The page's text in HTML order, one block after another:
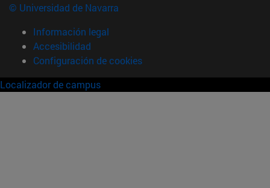
© Universidad de Navarra
Información legal
Accesibilidad
Configuración de cookies
Localizador de campus